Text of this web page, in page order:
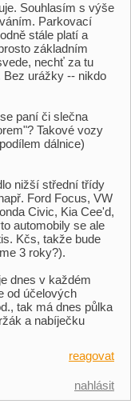
Souhlasím s výše
Parkovací
stále platí a
základním
nechť za tu
Bez urážky -- nikdo
paní či slečna
Takové vozy
dálnice)
nižší střední třídy
Ford Focus, VW
Civic, Kia Cee'd,
automobily se ale
Kčs, takže bude
3 roky?).
dnes v každém
od účelových
tak má dnes půlka
a nabíječku
reagovat
nahlásit